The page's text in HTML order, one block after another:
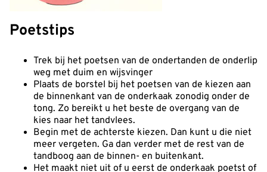
Poetstips
Trek bij het poetsen van de ondertanden de onderlip
weg met duim en wijsvinger
Plaats de borstel bij het poetsen van de kiezen aan
de binnenkant van de onderkaak zonodig onder de
tong. Zo bereikt u het beste de overgang van de
kies naar het tandvlees.
Begin met de achterste kiezen. Dan kunt u die niet
meer vergeten. Ga dan verder met de rest van de
tandboog aan de binnen- en buitenkant.
Het maakt niet uit of u eerst de onderkaak poetst of